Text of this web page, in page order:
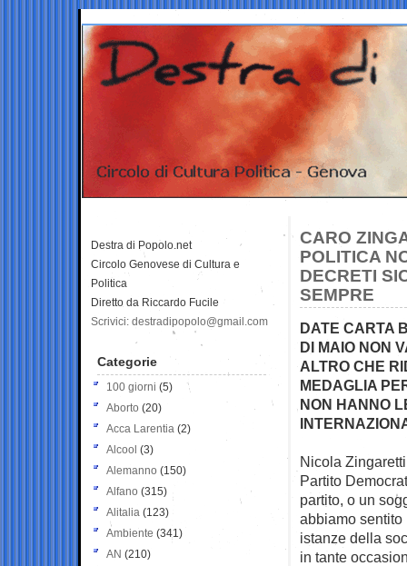
CARO
POLITICA
DECRETI
SEMPRE
DATE CARTA
DI MAIO NON
ALTRO CHE
MEDAGLIA
NON HANNO
Nicola
Partito
partito, o un
abbiamo sentito
istanze della
in tante
Destra di Popolo.net
Circolo Genovese di Cultura e
Politica
Diretto da Riccardo Fucile
Scrivici: destradipopolo@gmail.com
Categorie
100 giorni (5)
Aborto (20)
Acca Larentia (2)
Alcool (3)
Alemanno (150)
Alfano (315)
Alitalia (123)
Ambiente (341)
AN (210)